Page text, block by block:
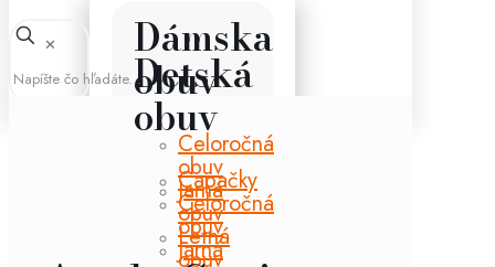
Dámska
obuv
Celoročná
obuv
Jarná
obuv
Letná
obuv
Detská
obuv
Capačky
Celoročná
obuv
Jarná
✕